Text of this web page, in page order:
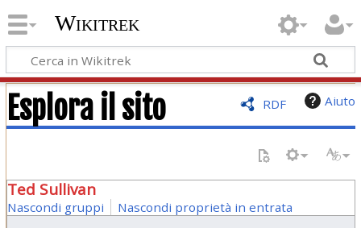
Wikitrek
RDF Aiuto
Esplora il sito
Ted Sullivan
Nascondi gruppi
Nascondi proprietà in entrata